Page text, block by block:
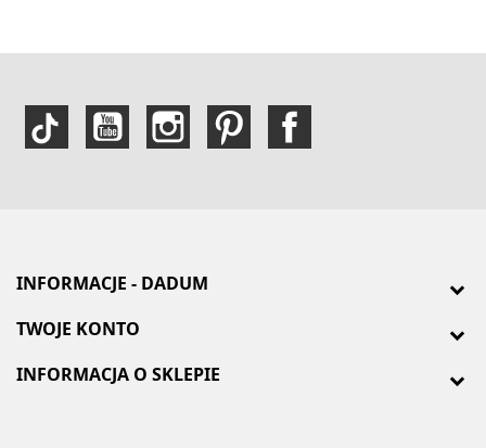
INFORMACJE - DADUM
TWOJE KONTO
INFORMACJA O SKLEPIE